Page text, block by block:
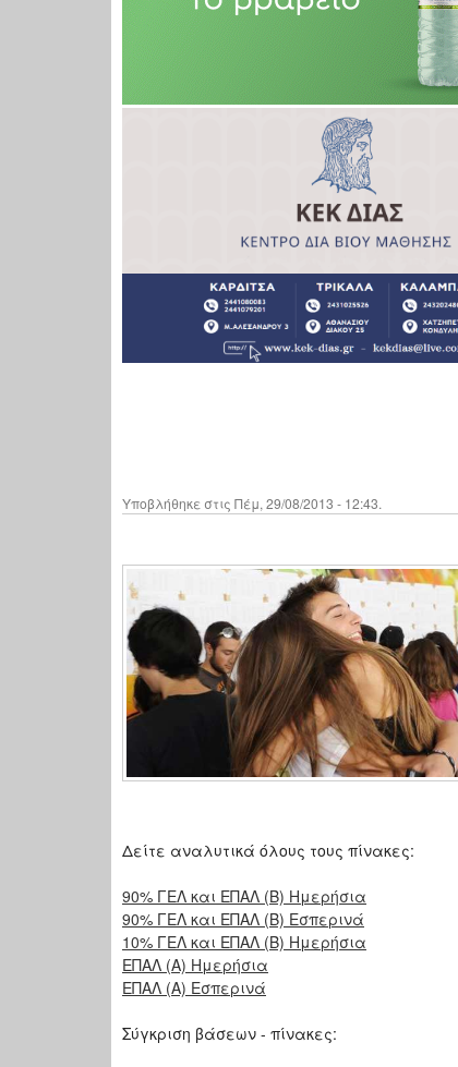
Υποβλήθηκε στις Πέμ, 29/08/2013 - 12:43.
Δείτε αναλυτικά όλους τους πίνακες:
90% ΓΕΛ και ΕΠΑΛ (Β) Ημερήσια
90% ΓΕΛ και ΕΠΑΛ (Β) Εσπερινά
10% ΓΕΛ και ΕΠΑΛ (Β) Ημερήσια
ΕΠΑΛ (Α) Ημερήσια
ΕΠΑΛ (Α) Εσπερινά
Σύγκριση βάσεων - πίνακες: